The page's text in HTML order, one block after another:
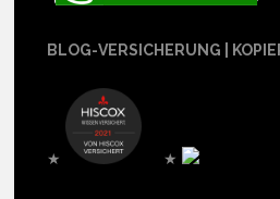
BLOG-VERSICHERUNG |
★ ★